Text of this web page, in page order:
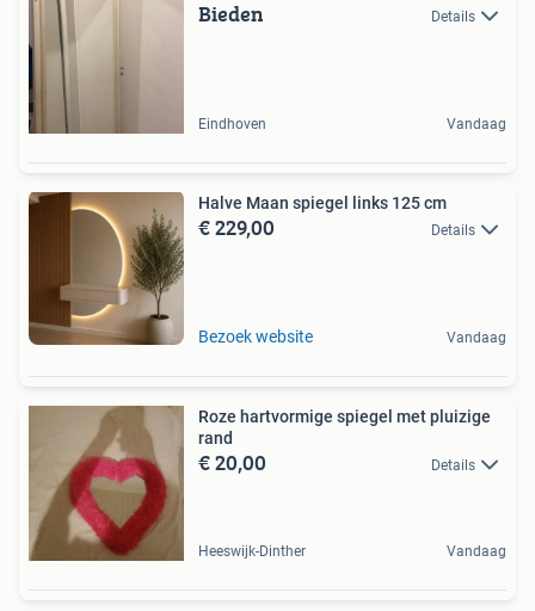
Bieden Details
Eindhoven Vandaag
Halve Maan spiegel links 125 cm
€ 229,00 Details
Bezoek website Vandaag
Roze hartvormige spiegel met pluizige
rand
€ 20,00 Details
Heeswijk-Dinther Vandaag